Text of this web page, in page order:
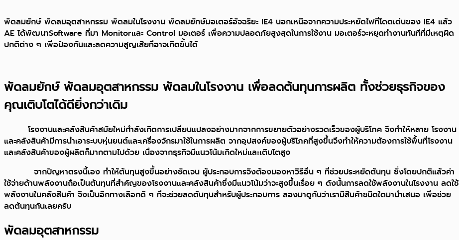
พัดลมยักษ์ พัดลมอุตสาหกรรม พัดลมในโรงงาน พัดลมยักษ์มอเตอร์อัจฉริยะ IE4 นอกเหนือจากความประหยัดไฟที่โดดเด่นของ IE4 แล้ว
AE ได้พัฒนาSoftware ที่มา Monitorและ Control มอเตอร์ เพื่อความปลอดภัยสูงสุดในการใช้งาน มอเตอร์จะหยุดทำงานทันทีที่มีเหตุผิด
ปกติต่าง ๆ เพื่อป้องกันและลดความสูญเสียที่อาจเกิดขึ้นได้
พัดลมยักษ์ พัดลมอุตสาหกรรม พัดลมในโรงงาน เพื่อลดต้นทุนการผลิต ทั้งช่วยธุรกิจของ
คุณเติบโตได้ดียิ่งกว่าเดิม
โรงงานและคลังสินค้าสมัยใหม่กำลังเกิดการเปลี่ยนแปลงอย่างมากจากการขยายตัวอย่างรวดเร็วของผู้บริโภค จึงทำให้หลาย โรงงาน
และคลังสินค้ามีการนำเอาระบบหุ่นยนต์และเครื่องจักรมาใช้ในการผลิต จากอุปสงค์ของผู้บริโภคที่สูงขึ้นจึงทำให้ความต้องการใช้พื้นที่โรงงาน
และคลังสินค้าของผู้ผลิตก็มากตามไปด้วย เนื่องจากธุรกิจมีแนวโน้มเกิดใหม่และเติบโตสูง
จากปัญหาตรงนี้เอง ทำให้ต้นทุนสูงขึ้นอย่างชัดเจน ผู้ประกอบการจึงต้องมองหาวิธีอื่น ๆ ที่ช่วยประหยัดต้นทุน ซึ่งโดยปกติแล้วค่า
ใช้จ่ายด้านพลังงานถือเป็นต้นทุนที่สำคัญของโรงงานและคลังสินค้าซึ่งมีแนวโน้มว่าจะสูงขึ้นเรื่อย ๆ ดังนั้นการลดใช้พลังงานในโรงงาน ลดใช้
พลังงานในคลังสินค้า จึงเป็นอีกทางเลือกดี ๆ ที่จะช่วยลดต้นทุนสำหรับผู้ประกอบการ ลองมาดูกันว่าเรามีสินค้าชนิดใดมานำเสนอ เพื่อช่วย
ลดต้นทุนกันเลยครับ
พัดลมอุตสาหกรรม